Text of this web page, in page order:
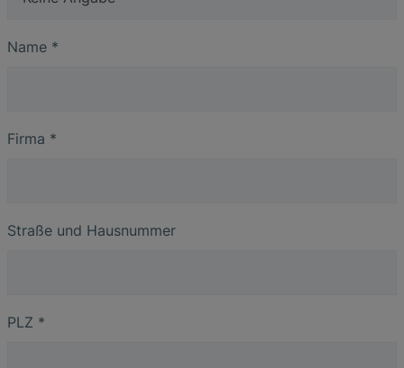
Name *
Firma *
Straße und Hausnummer
PLZ *